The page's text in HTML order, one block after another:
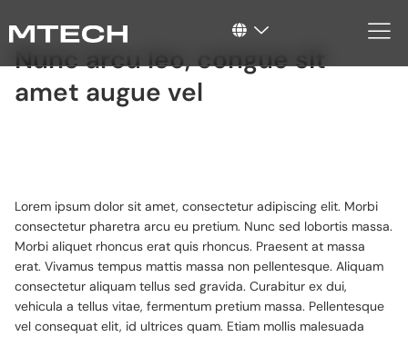
Nunc arcu leo, congue sit
amet augue vel
Lorem ipsum dolor sit amet, consectetur adipiscing elit. Morbi
consectetur pharetra arcu eu pretium. Nunc sed lobortis massa.
Morbi aliquet rhoncus erat quis rhoncus. Praesent at massa
erat. Vivamus tempus mattis massa non pellentesque. Aliquam
consectetur aliquam tellus sed gravida. Curabitur ex dui,
vehicula a tellus vitae, fermentum pretium massa. Pellentesque
vel consequat elit, id ultrices quam. Etiam mollis malesuada